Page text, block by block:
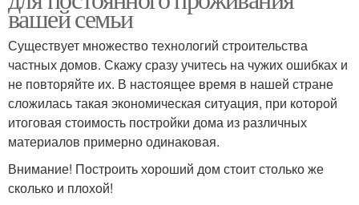
вашей семьи
Существует множество технологий строительства
частных домов. Скажу сразу учитесь на чужих ошибках и
не повторяйте их. В настоящее время в нашей стране
сложилась такая экономическая ситуация, при которой
итоговая стоимость постройки дома из различных
материалов примерно одинаковая.
Внимание! Построить хороший дом стоит столько же
сколько и плохой!